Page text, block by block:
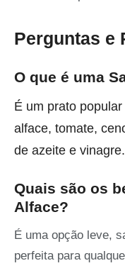
Perguntas e
O que é uma
É um prato
alface, tomate,
de azeite e vinagre.
Quais são os
Alface?
É uma opção leve,
perfeita para